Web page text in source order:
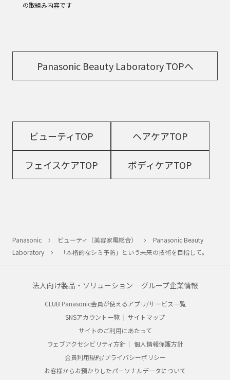
の取組み内容です
Panasonic Beauty Laboratory TOPへ
ビューティTOP ヘアケアTOP
フェイスケアTOP ボディケアTOP
Panasonic ビューティ（美容家電総合）
Panasonic Beauty
Laboratory
「本格的なシミ予防」という未来の技術を目指して。
法人向け製品・ソリューション グループ企業情報
CLUB Panasonic会員が使えるアプリ/サービス一覧
SNSアカウント一覧
サイトマップ
サイトのご利用にあたって
ウェブアクセシビリティ方針
個人情報保護方針
会員利用規約/プライバシーポリシー
お客様からお預かりしたパーソナルデータについて